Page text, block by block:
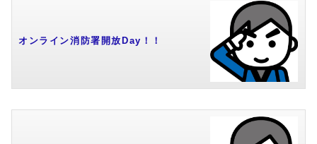
オンライン消防署開放Day！！